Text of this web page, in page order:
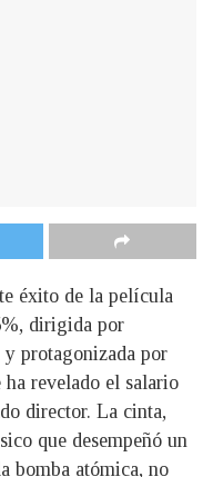
éxito de la película
dirigida por
protagonizada por
revelado el salario
director. La cinta,
que desempeñó un
bomba atómica, no